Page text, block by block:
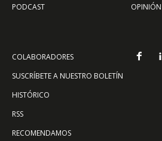
PODCAST
OPINIÓN
COLABORADORES
SUSCRÍBETE A NUESTRO BOLETÍN
HISTÓRICO
RSS
RECOMENDAMOS